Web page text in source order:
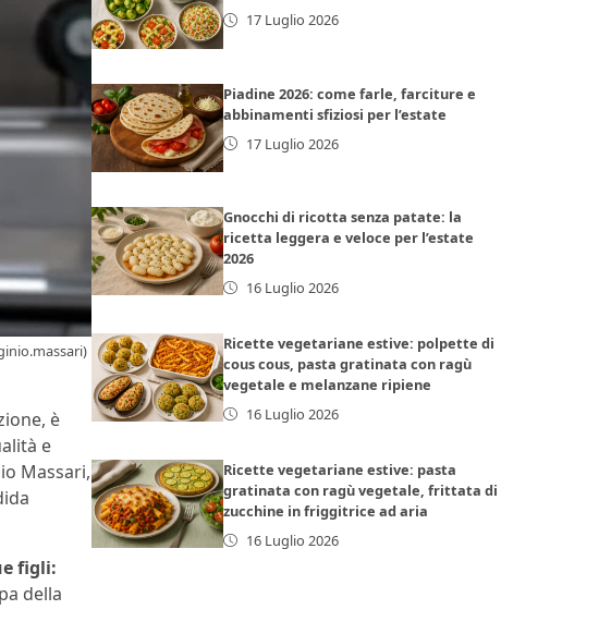
è
e
Massari,
figli:
della
17 Luglio 2026
Piadine 2026: come farle, farciture e
abbinamenti sfiziosi per l’estate
17 Luglio 2026
Gnocchi di ricotta senza patate: la
ricetta leggera e veloce per l’estate
2026
16 Luglio 2026
Ricette vegetariane estive: polpette di
cous cous, pasta gratinata con ragù
vegetale e melanzane ripiene
16 Luglio 2026
Ricette vegetariane estive: pasta
gratinata con ragù vegetale, frittata di
zucchine in friggitrice ad aria
16 Luglio 2026